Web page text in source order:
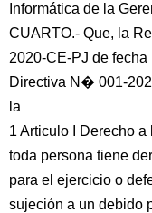
Informática de la
CUARTO.- Que, la
2020-CE-PJ de
Directiva N� 001-
la
1 Articulo I Derecho
toda persona tiene
para el ejercicio o
sujeción a un debido